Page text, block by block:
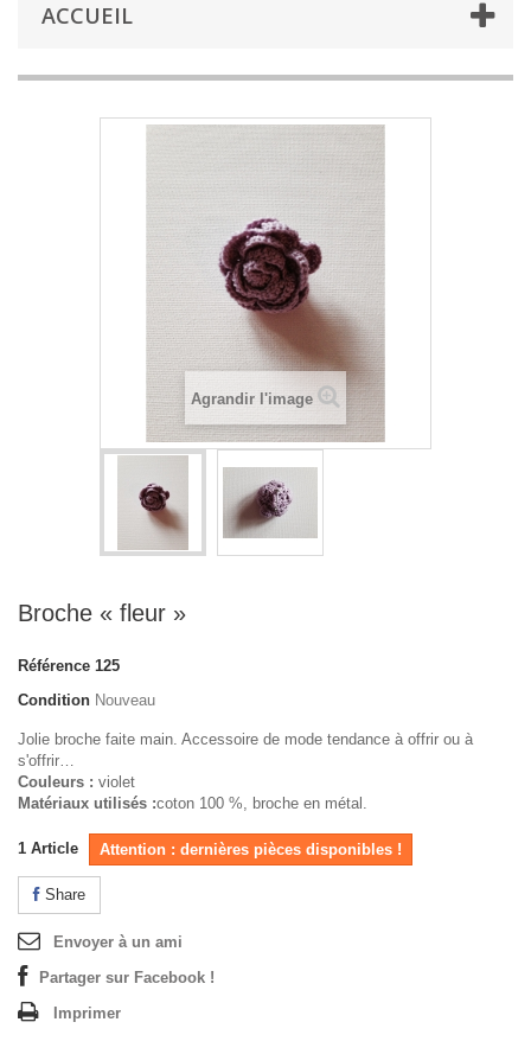
ACCUEIL
Agrandir l'image
Broche « fleur »
Référence 125
Condition Nouveau
Jolie broche faite main. Accessoire de mode tendance à offrir ou à
s'offrir…
Couleurs : violet
Matériaux utilisés :coton 100 %, broche en métal.
1 Article Attention : dernières pièces disponibles !
Share
Envoyer à un ami
Partager sur Facebook !
Imprimer